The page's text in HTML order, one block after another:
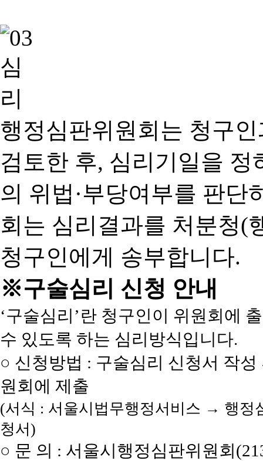
행정심판위원회는 청구
검토한 후, 심리기일을 정
의 위법·부당여부를 판단
회는 심리결과를 처분청(
청구인에게 송부합니다.
※구술심리 신청 안내
‘구술심리’란 청구인이 위원회에
수 있도록 하는 심리방식입니다.
○ 신청방법 : 구술심리 신청서 작
원회에 제출
(서식 : 서울시법무행정서비스 → 행
청서)
○ 문 의 : 서울시행정심판위원회